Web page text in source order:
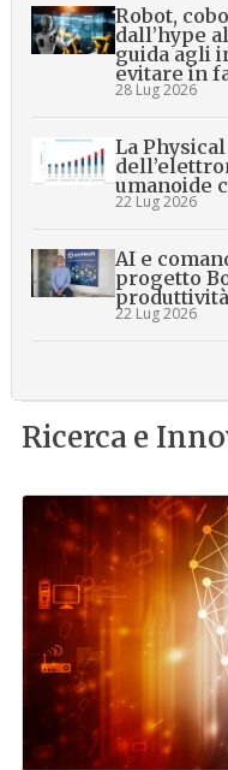
Robot,
dall’hype
guida agli
evitare in
28 Lug 2026
La
umanoide
22 Lug 2026
AI e
progetto
22 Lug 2026
Ricerca e